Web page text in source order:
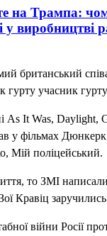
на Трампа:
у виробництві
британський
гурту учасник
As It Was, Daylight,
у фільмах
Мій поліцейський.
то ЗМІ написали
Кравіц
війни Росії